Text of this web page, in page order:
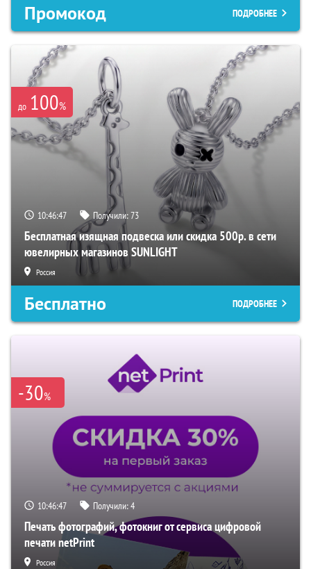
Промокод ПОДРОБНЕЕ
до 100%
10:46:46 Получили:73
Бесплатная изящная подвеска или скидка 500р. в сети
ювелирных магазинов SUNLIGHT
Россия
Бесплатно ПОДРОБНЕЕ
-30%
10:46:46 Получили:4
Печать фотографий, фотокниг от сервиса цифровой
печати netPrint
Россия